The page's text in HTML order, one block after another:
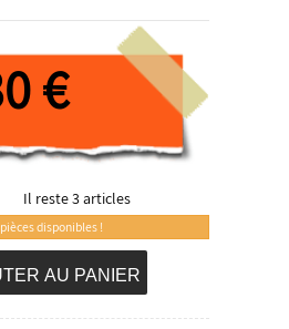
€
Il reste3articles
disponibles !
AU PANIER